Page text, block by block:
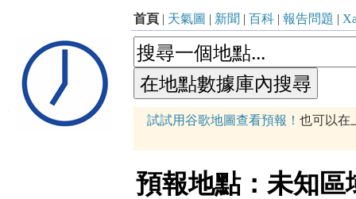
首頁 | 天氣圖 | 新聞 | 百科 | 報告問題 |
試試用谷歌地圖查看預報！ 也可以在
預報地點：未知區